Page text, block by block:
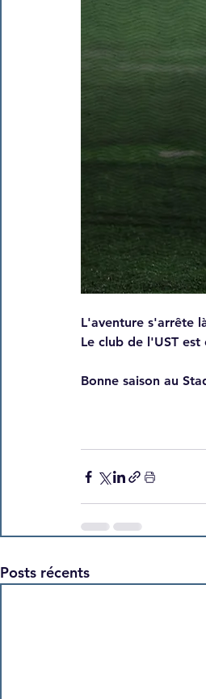
L'aventure s'arrête
Le club de l'UST est
Bonne saison au
Posts récents